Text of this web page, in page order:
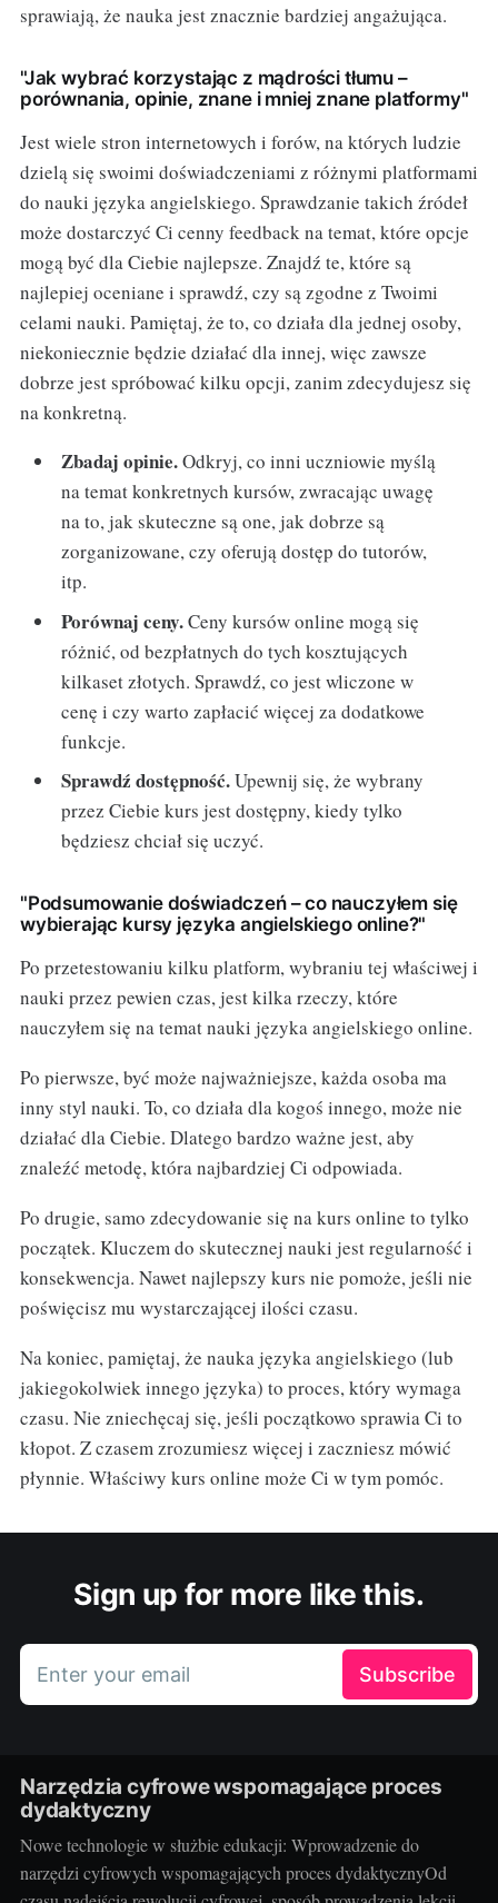
sprawiają, że nauka jest znacznie bardziej angażująca.
"Jak wybrać korzystając z mądrości tłumu –
porównania, opinie, znane i mniej znane platformy"
Jest wiele stron internetowych i forów, na których ludzie
dzielą się swoimi doświadczeniami z różnymi platformami
do nauki języka angielskiego. Sprawdzanie takich źródeł
może dostarczyć Ci cenny feedback na temat, które opcje
mogą być dla Ciebie najlepsze. Znajdź te, które są
najlepiej oceniane i sprawdź, czy są zgodne z Twoimi
celami nauki. Pamiętaj, że to, co działa dla jednej osoby,
niekoniecznie będzie działać dla innej, więc zawsze
dobrze jest spróbować kilku opcji, zanim zdecydujesz się
na konkretną.
Zbadaj opinie.Odkryj, co inni uczniowie myślą
na temat konkretnych kursów, zwracając uwagę
na to, jak skuteczne są one, jak dobrze są
zorganizowane, czy oferują dostęp do tutorów,
itp.
Porównaj ceny.Ceny kursów online mogą się
różnić, od bezpłatnych do tych kosztujących
kilkaset złotych. Sprawdź, co jest wliczone w
cenę i czy warto zapłacić więcej za dodatkowe
funkcje.
Sprawdź dostępność.Upewnij się, że wybrany
przez Ciebie kurs jest dostępny, kiedy tylko
będziesz chciał się uczyć.
"Podsumowanie doświadczeń – co nauczyłem się
wybierając kursy języka angielskiego online?"
Po przetestowaniu kilku platform, wybraniu tej właściwej i
nauki przez pewien czas, jest kilka rzeczy, które
nauczyłem się na temat nauki języka angielskiego online.
Po pierwsze, być może najważniejsze, każda osoba ma
inny styl nauki. To, co działa dla kogoś innego, może nie
działać dla Ciebie. Dlatego bardzo ważne jest, aby
znaleźć metodę, która najbardziej Ci odpowiada.
Po drugie, samo zdecydowanie się na kurs online to tylko
początek. Kluczem do skutecznej nauki jest regularność i
konsekwencja. Nawet najlepszy kurs nie pomoże, jeśli nie
poświęcisz mu wystarczającej ilości czasu.
Na koniec, pamiętaj, że nauka języka angielskiego (lub
jakiegokolwiek innego języka) to proces, który wymaga
czasu. Nie zniechęcaj się, jeśli początkowo sprawia Ci to
kłopot. Z czasem zrozumiesz więcej i zaczniesz mówić
płynnie. Właściwy kurs online może Ci w tym pomóc.
Sign up for more like this.
Enter your email Subscribe
Narzędzia cyfrowe wspomagające proces
dydaktyczny
Nowe technologie w służbie edukacji: Wprowadzenie do
narzędzi cyfrowych wspomagających proces dydaktycznyOd